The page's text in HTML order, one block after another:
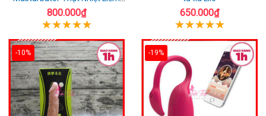
Rung
800.000₫ 650.000₫
-10% -19%